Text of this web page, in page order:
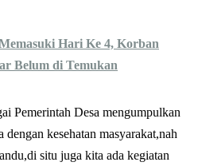
Hari Ke 4, Korban
Belum di Temukan
Pemerintah Desa mengumpulkan
kesehatan masyarakat,nah
situ juga kita ada kegiatan